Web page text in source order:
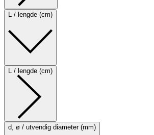
L / lengde (cm)
L / lengde (cm)
d, ø / utvendig diameter (mm)